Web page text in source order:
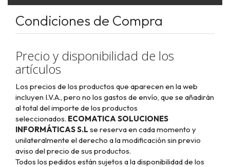
Condiciones de Compra
Precio y disponibilidad de los
artículos
Los precios de los productos que aparecen en la web
incluyen I.V.A., pero no los gastos de envío, que se añadirán
al total del importe de los productos
seleccionados. ECOMATICA SOLUCIONES
INFORMÁTICAS S.L se reserva en cada momento y
unilateralmente el derecho a la modificación sin previo
aviso del precio de sus productos.
Todos los pedidos están sujetos a la disponibilidad de los